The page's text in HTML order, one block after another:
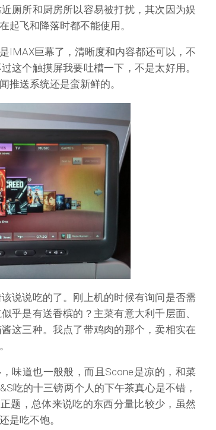
厕所和厨房所以容易被打扰，其次因为娱
起飞和降落时都不能使用。
IMAX巨幕了，清晰度和内容都还可以，不
这个触摸屏我要吐槽一下，不是太好用。
推送系统还是蛮新鲜的。
说说吃的了。刚上机的时候有询问是否需
乎是有送香槟的？主菜有意大利千层面、
这三种。我点了带鸡肉的那个，卖相实在
味道也一般般，而且Scone是凉的，和菜
吃的十三镑两个人的下午茶真心是不错，
题，总体来说吃的东西分量比较少，虽然
是吃不饱。